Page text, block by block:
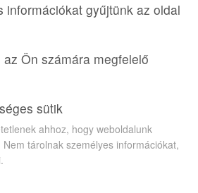
információkat gyűjtünk az oldal
Ön számára megfelelő
sütik
ahhoz, hogy weboldalunk
tárolnak személyes információkat,